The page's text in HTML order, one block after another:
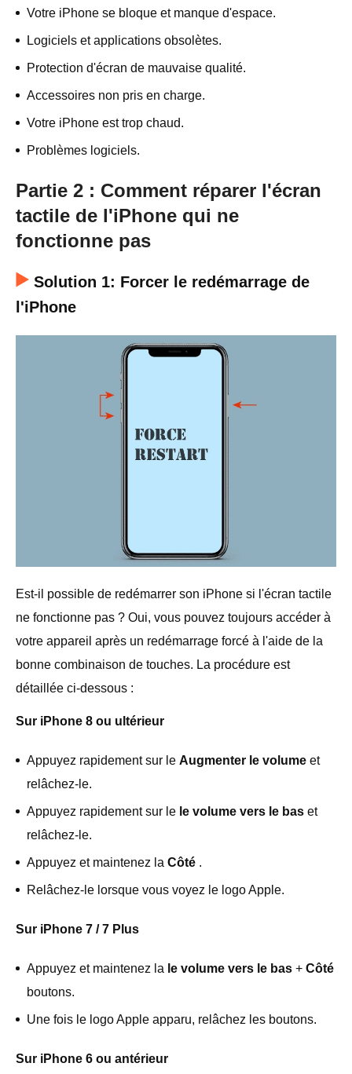
Votre iPhone se bloque et manque d'espace.
Logiciels et applications obsolètes.
Protection d'écran de mauvaise qualité.
Accessoires non pris en charge.
Votre iPhone est trop chaud.
Problèmes logiciels.
Partie 2 : Comment réparer l'écran
tactile de l'iPhone qui ne
fonctionne pas
Solution 1: Forcer le redémarrage de
l'iPhone
Est-il possible de redémarrer son iPhone si l'écran tactile
ne fonctionne pas ? Oui, vous pouvez toujours accéder à
votre appareil après un redémarrage forcé à l'aide de la
bonne combinaison de touches. La procédure est
détaillée ci-dessous :
Sur iPhone 8 ou ultérieur
Appuyez rapidement sur le Augmenter le volume et
relâchez-le.
Appuyez rapidement sur le le volume vers le bas et
relâchez-le.
Appuyez et maintenez la Côté .
Relâchez-le lorsque vous voyez le logo Apple.
Sur iPhone 7 / 7 Plus
Appuyez et maintenez la le volume vers le bas + Côté
boutons.
Une fois le logo Apple apparu, relâchez les boutons.
Sur iPhone 6 ou antérieur